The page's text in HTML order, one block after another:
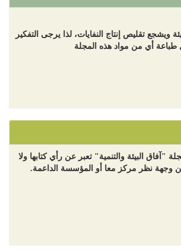
ويشجع تقليص إنتاج النفايات، لذا يرجى التفكير
طباعة أي من مواد هذه المجلة
"آفاق البيئة والتنمية" تعبر عن رأي كتابها ولا
وجهة نظر مركز معا أو المؤسسة الداعمة.